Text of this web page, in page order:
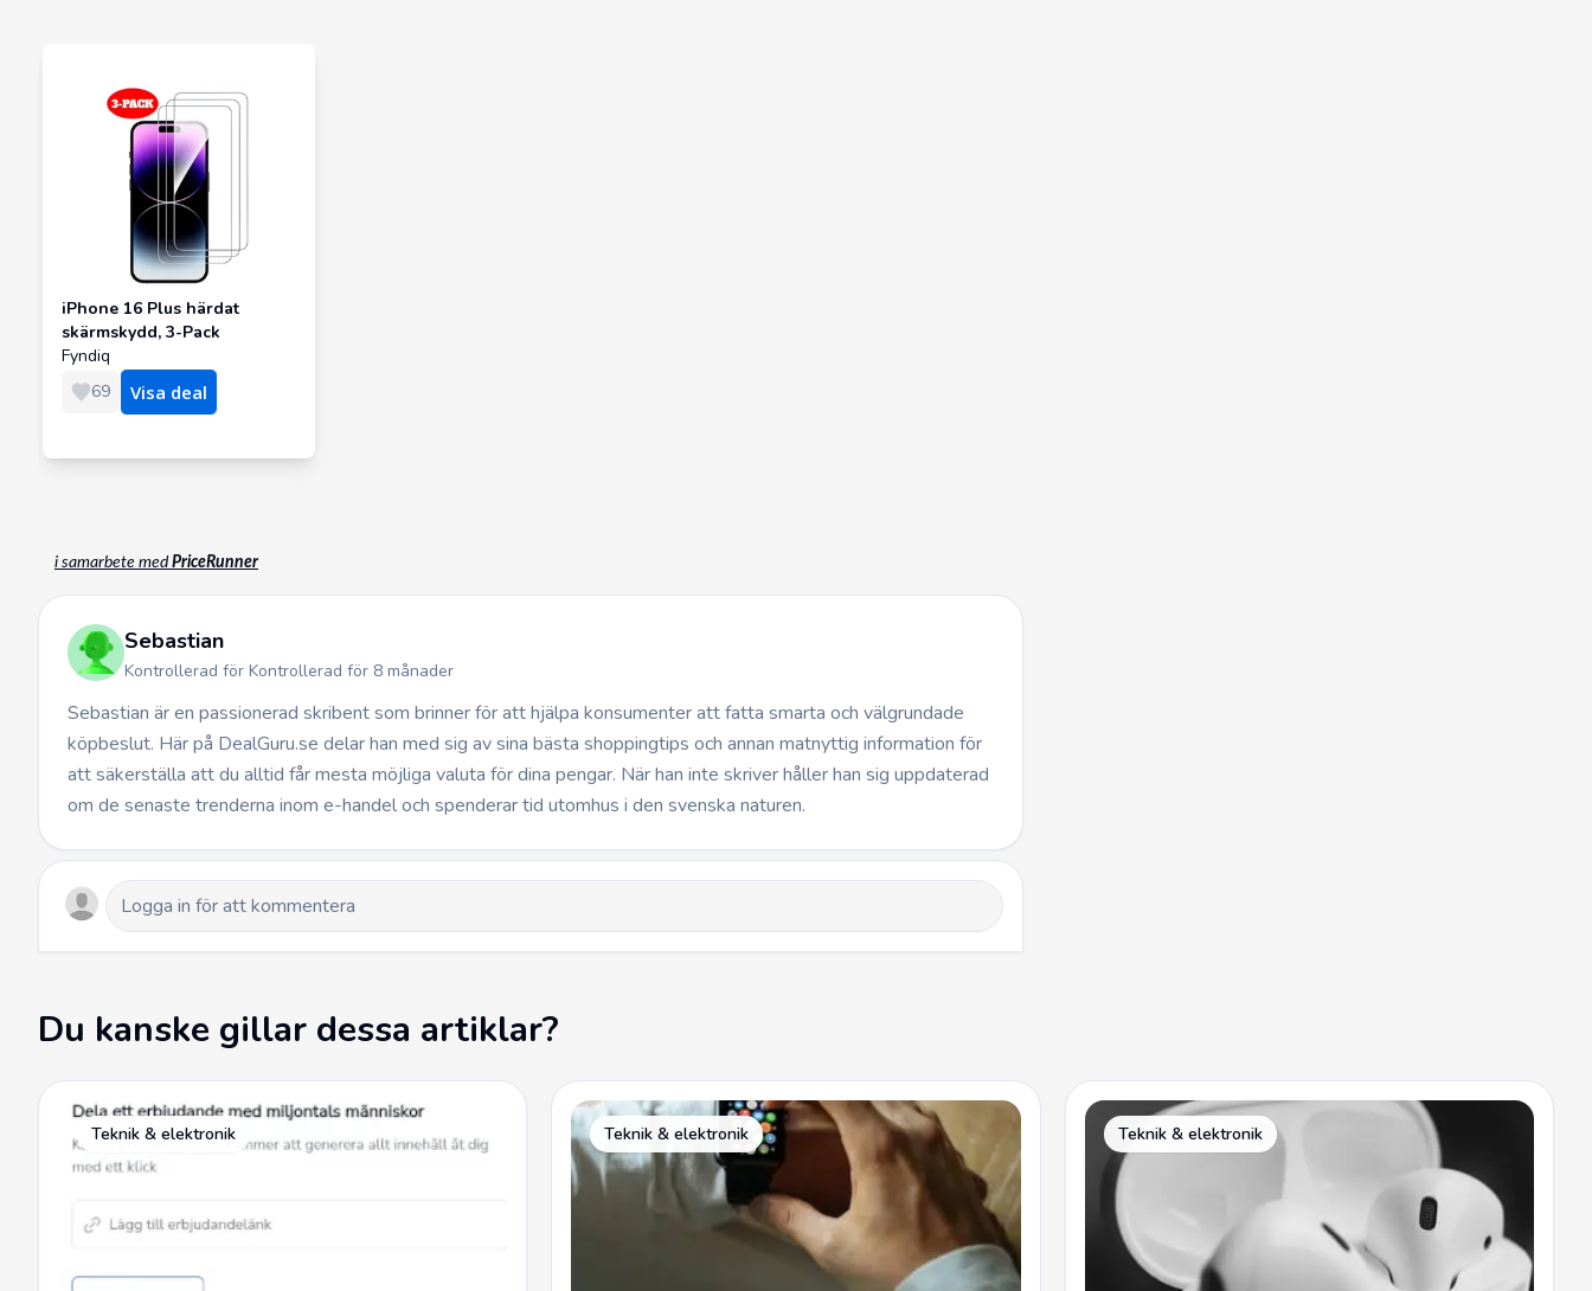
iPhone 16 Plus härdat
skärmskydd, 3-Pack
Fyndiq
69
Visa deal
i samarbete med PriceRunner
Sebastian
Kontrollerad för Kontrollerad för 8 månader
Sebastian är en passionerad skribent som brinner för att hjälpa konsumenter att fatta smarta och välgrundade
köpbeslut. Här på DealGuru.se delar han med sig av sina bästa shoppingtips och annan matnyttig information för
att säkerställa att du alltid får mesta möjliga valuta för dina pengar. När han inte skriver håller han sig uppdaterad
om de senaste trenderna inom e-handel och spenderar tid utomhus i den svenska naturen.
Du kanske gillar dessa artiklar?
Teknik & elektronik Teknik & elektronik Teknik & elektronik